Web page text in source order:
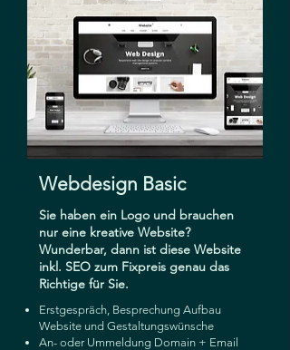
Webdesign Basic
Erstgespräch, Besprechung Aufbau
Website und Gestaltungswünsche
An- oder Ummeldung Domain + Email
Sie haben ein Logo und brauchen
nur eine kreative Website?
Wunderbar, dann ist diese Website
inkl. SEO zum Fixpreis genau das
Richtige für Sie.